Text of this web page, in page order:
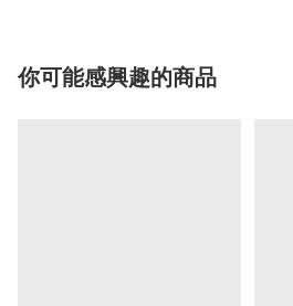
你可能感興趣的商品